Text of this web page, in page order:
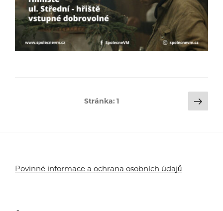
Stránka:1
Povinné informace a ochrana osobních údajů